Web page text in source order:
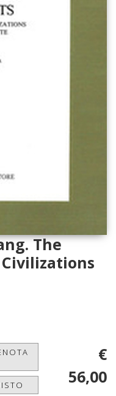
The
€
56,00